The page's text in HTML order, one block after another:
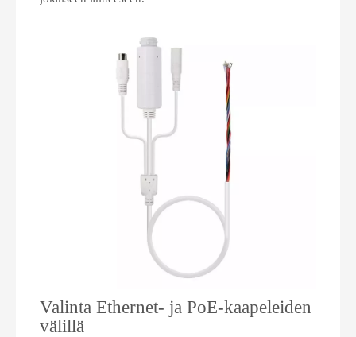
Valinta Ethernet- ja PoE-kaapeleiden
välillä